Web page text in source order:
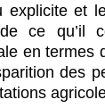
explicite et
ce qu’il
en termes
des